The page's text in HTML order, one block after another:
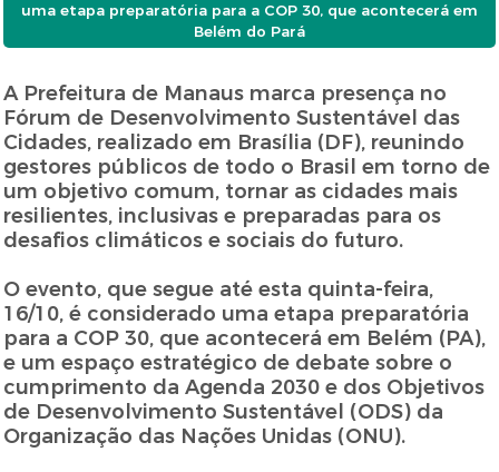
uma etapa preparatória para a COP 30, que acontecerá em
Belém do Pará
A Prefeitura de Manaus marca presença no
Fórum de Desenvolvimento Sustentável das
Cidades, realizado em Brasília (DF), reunindo
gestores públicos de todo o Brasil em torno de
um objetivo comum, tornar as cidades mais
resilientes, inclusivas e preparadas para os
desafios climáticos e sociais do futuro.
O evento, que segue até esta quinta-feira,
16/10, é considerado uma etapa preparatória
para a COP 30, que acontecerá em Belém (PA),
e um espaço estratégico de debate sobre o
cumprimento da Agenda 2030 e dos Objetivos
de Desenvolvimento Sustentável (ODS) da
Organização das Nações Unidas (ONU).